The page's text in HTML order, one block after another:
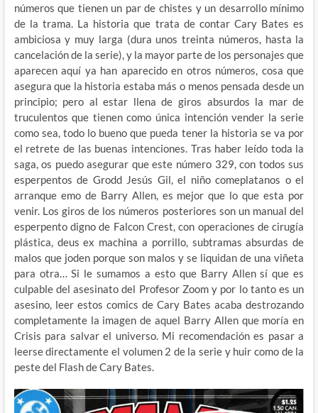
números que tienen un par de chistes y un desarrollo mínimo
de la trama. La historia que trata de contar Cary Bates es
ambiciosa y muy larga (dura unos treinta números, hasta la
cancelación de la serie), y la mayor parte de los personajes que
aparecen aquí ya han aparecido en otros números, cosa que
asegura que la historia estaba más o menos pensada desde un
principio; pero al estar llena de giros absurdos la mar de
truculentos que tienen como única intención vender la serie
como sea, todo lo bueno que pueda tener la historia se va por
el retrete de las buenas intenciones. Tras haber leído toda la
saga, os puedo asegurar que este número 329, con todos sus
esperpentos de Grodd Jesús Gil, el niño comeplatanos o el
arranque emo de Barry Allen, es mejor que lo que esta por
venir. Los giros de los números posteriores son un manual del
esperpento digno de Falcon Crest, con operaciones de cirugía
plástica, deus ex machina a porrillo, subtramas absurdas de
malos que joden porque son malos y se liquidan de una viñeta
para otra… Si le sumamos a esto que Barry Allen sí que es
culpable del asesinato del Profesor Zoom y por lo tanto es un
asesino, leer estos comics de Cary Bates acaba destrozando
completamente la imagen de aquel Barry Allen que moría en
Crisis para salvar el universo. Mi recomendación es pasar a
leerse directamente el volumen 2 de la serie y huir como de la
peste del Flash de Cary Bates.